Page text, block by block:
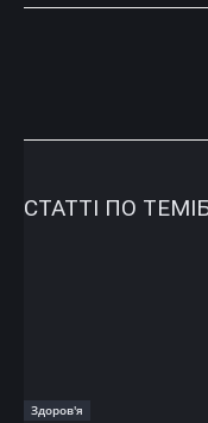
СТАТТІ ПО ТЕМІ
Здоров'я